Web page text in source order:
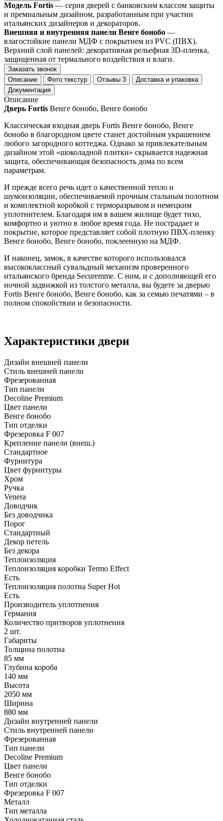
Модель Fortis — серия дверей с банковским классом защиты
и премиальным дизайном, разработанным при участии
итальянских дизайнеров и декораторов.
Внешняя и внутренняя панели Венге бонобо —
влагостойкие панели МДФ с покрытием из PVC (ПВХ).
Верхний слой панелей: декоративная рельефная 3D-пленка,
защищенная от термального воздействия и влаги.
Заказать звонок
Описание
Фото текстур Отзывы 3
Доставка и упаковка
Документация
Описание
Дверь Fortis Венге бонобо, Венге бонобо
Классическая входная дверь Fortis Венге бонобо, Венге
бонобо в благородном цвете станет достойным украшением
любого загородного коттеджа. Однако за привлекательным
дизайном этой «шоколадной плитки» скрывается надежная
защита, обеспечивающая безопасность дома по всем
параметрам.
И прежде всего речь идет о качественной тепло и
шумоизоляции, обеспечиваемой прочным стальным полотном
и комплектной коробкой с терморазрывом и немецким
уплотнителем. Благодаря им в вашем жилище будет тихо,
комфортно и уютно в любое время года. Не пострадает и
покрытие, которое представляет собой плотную ПВХ-пленку
Венге бонобо, Венге бонобо, поклеенную на МДФ.
И наконец, замок, в качестве которого использовался
высококлассный сувальдный механизм проверенного
итальянского бренда Securemme. С ним, и с дополняющей его
ночной задвижкой из толстого металла, вы будете за дверью
Fortis Венге бонобо, Венге бонобо, как за семью печатями – в
полном спокойствии и безопасности.
Характеристики двери
Дизайн внешней панели
Стиль внешней панели
Фрезерованная
Тип панели
Decoline Premium
Цвет панели
Венге бонобо
Тип отделки
Фрезеровка F 007
Крепление панели (внеш.)
Стандартное
Фурнитура
Цвет фурнитуры
Хром
Ручка
Venera
Доводчик
Без доводчика
Порог
Стандартный
Декор петель
Без декора
Теплоизоляция
Теплоизоляция коробки Termo Effect
Есть
Теплоизоляция полотна Super Нot
Есть
Производитель уплотнения
Германия
Количество притворов уплотнения
2 шт.
Габариты
Толщина полотна
85 мм
Глубина короба
140 мм
Высота
2050 мм
Ширина
880 мм
Дизайн внутренней панели
Стиль внутренней панели
Фрезерованная
Тип панели
Decoline Premium
Цвет панели
Венге бонобо
Тип отделки
Фрезеровка F 007
Металл
Тип металла